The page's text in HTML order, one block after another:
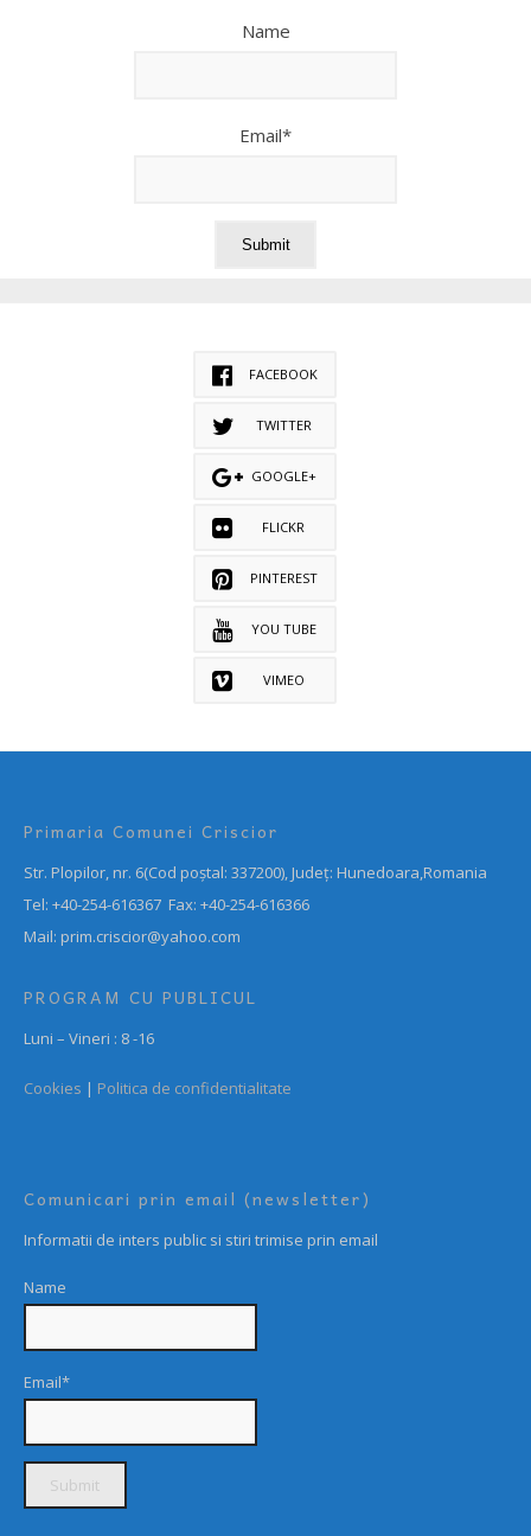
Name
Email*
FACEBOOK
TWITTER
GOOGLE+
FLICKR
PINTEREST
YOU TUBE
VIMEO
Primaria Comunei Criscior
Str. Plopilor, nr. 6(Cod poștal: 337200), Județ: Hunedoara,Romania
Tel: +40-254-616367 Fax: +40-254-616366
Mail: prim.criscior@yahoo.com
PROGRAM CU PUBLICUL
Luni – Vineri : 8 -16
Cookies | Politica de confidentialitate
Comunicari prin email (newsletter)
Informatii de inters public si stiri trimise prin email
Name
Email*